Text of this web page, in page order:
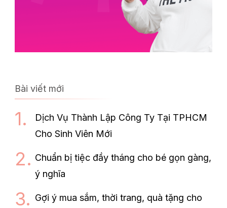
Bài viết mới
Dịch Vụ Thành Lập Công Ty Tại TPHCM
Cho Sinh Viên Mới
Chuẩn bị tiệc đầy tháng cho bé gọn gàng,
ý nghĩa
Gợi ý mua sắm, thời trang, quà tặng cho